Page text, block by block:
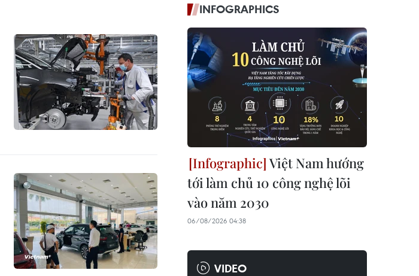
INFOGRAPHICS
Việt Nam hướng
tới làm chủ 10 công nghệ lõi
vào năm 2030
06/08/2026 04:38
VIDEO